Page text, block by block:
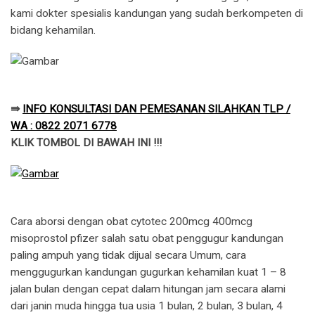
kami dokter spesialis kandungan yang sudah berkompeten di
bidang kehamilan.
⇛ INFO KONSULTASI DAN PEMESANAN SILAHKAN TLP /
WA : 0822 2071 6778
KLIK TOMBOL DI BAWAH INI !!!
Cara aborsi dengan obat cytotec 200mcg 400mcg
misoprostol pfizer salah satu obat penggugur kandungan
paling ampuh yang tidak dijual secara Umum, cara
menggugurkan kandungan gugurkan kehamilan kuat 1 – 8
jalan bulan dengan cepat dalam hitungan jam secara alami
dari janin muda hingga tua usia 1 bulan, 2 bulan, 3 bulan, 4